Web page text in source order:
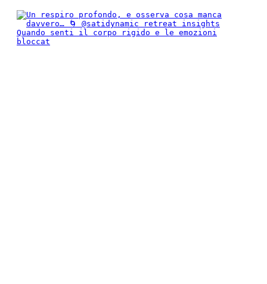
Quando senti il corpo rigido e le emozioni
bloccat